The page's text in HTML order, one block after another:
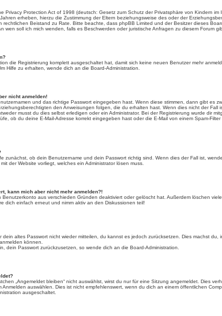
Privacy Protection Act of 1998 (deutsch: Gesetz zum Schutz der Privatsphäre von Kindern
erheben, hierzu die Zustimmung der Eltern beziehungsweise des oder der
rechtlichen Beistand zu Rate. Bitte beachte, dass phpBB Limited und der Besitzer dieses
wen soll ich mich wenden, falls es Beschwerden oder juristische Anfragen zu diesem Forum
die Registrierung komplett ausgeschaltet hat, damit sich keine neuen Benutzer mehr
Hilfe zu erhalten, wende dich an die Board-Administration.
nicht anmelden!
und das richtige Passwort eingegeben hast. Wenn diese stimmen, dann gibt es
den Anweisungen folgen, die du erhalten hast. Wenn dies nicht der
musst du dies selbst erledigen oder ein Administrator. Bei der Registrierung wurde dir
ob du deine E-Mail-Adresse korrekt eingegeben hast oder die E-Mail von einem Spam-
zunächst, ob dein Benutzername und dein Passwort richtig sind. Wenn dies der Fall ist,
der Website vorliegt, welches ein Administrator lösen muss.
kann mich aber nicht mehr anmelden?!
Benutzerkonto aus verschieden Gründen deaktiviert oder gelöscht hat. Außerdem löschen
dich einfach erneut und nimm aktiv an den Diskussionen teil!
dein altes Passwort nicht wieder mitteilen, du kannst es jedoch zurücksetzen. Dies machst
können.
dein Passwort zurückzusetzen, so wende dich an die Board-Administration.
„Angemeldet bleiben“ nicht auswählst, wirst du nur für eine Sitzung angemeldet. Dies
Anmelden auswählen. Dies ist nicht empfehlenswert, wenn du dich an einem öffentlichen
ausgeschaltet.